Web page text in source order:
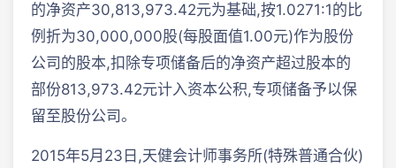
的净资产30,813,973.42元为基础,按1.0271:1的比
例折为30,000,000股(每股面值1.00元)作为股份
公司的股本,扣除专项储备后的净资产超过股本的
部份813,973.42元计入资本公积,专项储备予以保
留至股份公司。
2015年5月23日,天健会计师事务所(特殊普通合伙)